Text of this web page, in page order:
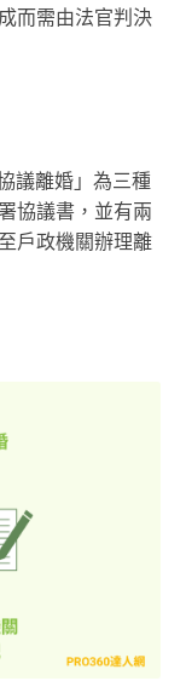
而需由法官判決
議離婚」為三種
協議書，並有兩
戶政機關辦理離